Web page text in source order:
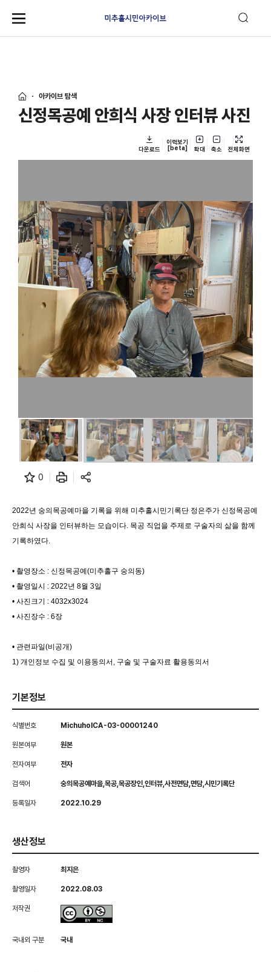
아카이브 탐색
신정목공예 안희식 사장 인터뷰 사진
다운로드
이력보기
[beta]
확대 축소 전체화면
0
2022년 숭의목공예마을 기록을 위해 미추홀시민기록단 정은주가 신정목공예
안희식 사장을 인터뷰하는 모습이다. 목공 직업을 주제로 구술자의 삶을 함께
기록하였다.
• 촬영장소 : 신정목공예(미추홀구 숭의동)
• 촬영일시 : 2022년 8월 3일
• 사진크기 : 4032x3024
• 사진장수 : 6장
• 관련파일(비공개)
1) 개인정보 수집 및 이용동의서, 구술 및 구술자료 활용동의서
기본정보
식별번호 MichuholCA-03-00001240
원본여부 원본
전자여부 전자
검색어 숭의목공예마을,목공,목공장인,인터뷰,사전면담,면담,시민기록단
등록일자 2022.10.29
생산정보
촬영자 최지은
촬영일자 2022.08.03
저작권
국내외 구분 국내